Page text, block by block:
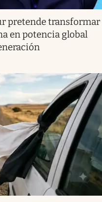
pretende transformar
en potencia global